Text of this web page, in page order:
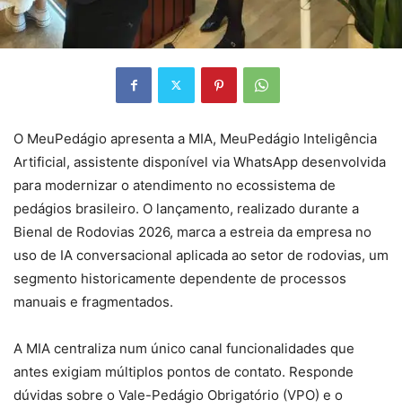
O MeuPedágio apresenta a MIA, MeuPedágio Inteligência
Artificial, assistente disponível via WhatsApp desenvolvida
para modernizar o atendimento no ecossistema de
pedágios brasileiro. O lançamento, realizado durante a
Bienal de Rodovias 2026, marca a estreia da empresa no
uso de IA conversacional aplicada ao setor de rodovias, um
segmento historicamente dependente de processos
manuais e fragmentados.
A MIA centraliza num único canal funcionalidades que
antes exigiam múltiplos pontos de contato. Responde
dúvidas sobre o Vale-Pedágio Obrigatório (VPO) e o